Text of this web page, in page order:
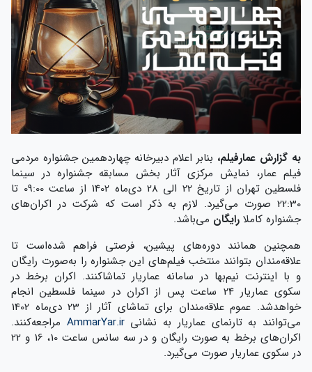
به گزارش عمارفیلم، بنابر اعلام دبیرخانه چهاردهمین جشنواره مردمی
فیلم عمار، نمایش مرکزی آثار بخش مسابقه جشنواره در سینما
فلسطین تهران از تاریخ 22 الی 28 دی‌ماه 1402 از ساعت 09:00 تا
22:30 صورت می‌گیرد. لازم به ذکر است که شرکت در اکران‌های
جشنواره کاملا رایگان می‌باشد.
همچنین همانند دوره‌های پیشین، فرصتی فراهم شده‌است تا
علاقه‌مندان بتوانند منتخب فیلم‌های این جشنواره را به‌صورت رایگان
و با اینترنت نیم‌بها در سامانه عماریار تماشاکنند. اکران برخط در
سکوی عماریار 24 ساعت پس از اکران در سینما فلسطین انجام
خواهدشد. عموم علاقه‌مندان برای تماشای آثار از 23 دی‌ماه 1402
می‌توانند به تارنمای عماریار به نشانیAmmarYar.ir مراجعه‌کنند.
اکران‌های برخط به صورت رایگان و در سه سانس ساعت 10، 16 و 22
در سکوی عماریار صورت می‌گیرد.